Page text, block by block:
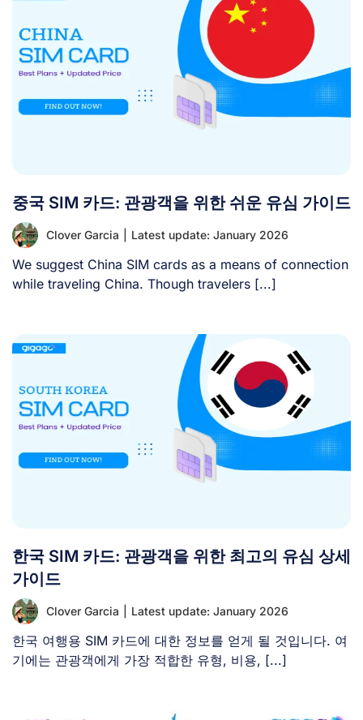
중국 SIM 카드: 관광객을 위한 쉬운 유심 가이드
Clover Garcia Latest update: January 2026
We suggest China SIM cards as a means of connection
while traveling China. Though travelers [...]
한국 SIM 카드: 관광객을 위한 최고의 유심 상세
가이드
Clover Garcia Latest update: January 2026
한국 여행용 SIM 카드에 대한 정보를 얻게 될 것입니다. 여
기에는 관광객에게 가장 적합한 유형, 비용, [...]